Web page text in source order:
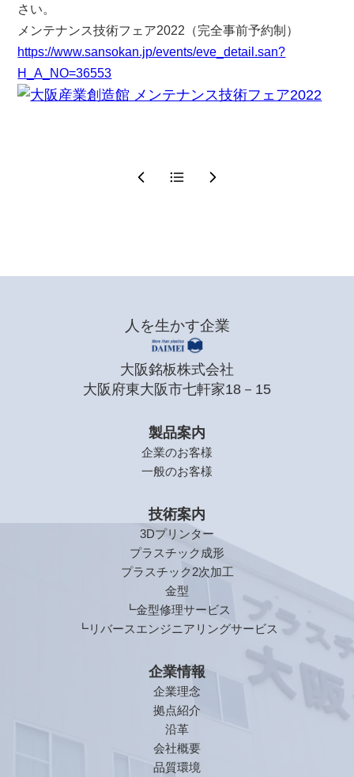
さい。
メンテナンス技術フェア2022（完全事前予約制）
https://www.sansokan.jp/events/eve_detail.san?
H_A_NO=36553
人を生かす企業
大阪銘板株式会社
大阪府東大阪市七軒家18－15
製品案内
企業のお客様
一般のお客様
技術案内
3Dプリンター
プラスチック成形
プラスチック2次加工
金型
┗金型修理サービス
┗リバースエンジニアリングサービス
企業情報
企業理念
拠点紹介
沿革
会社概要
品質環境